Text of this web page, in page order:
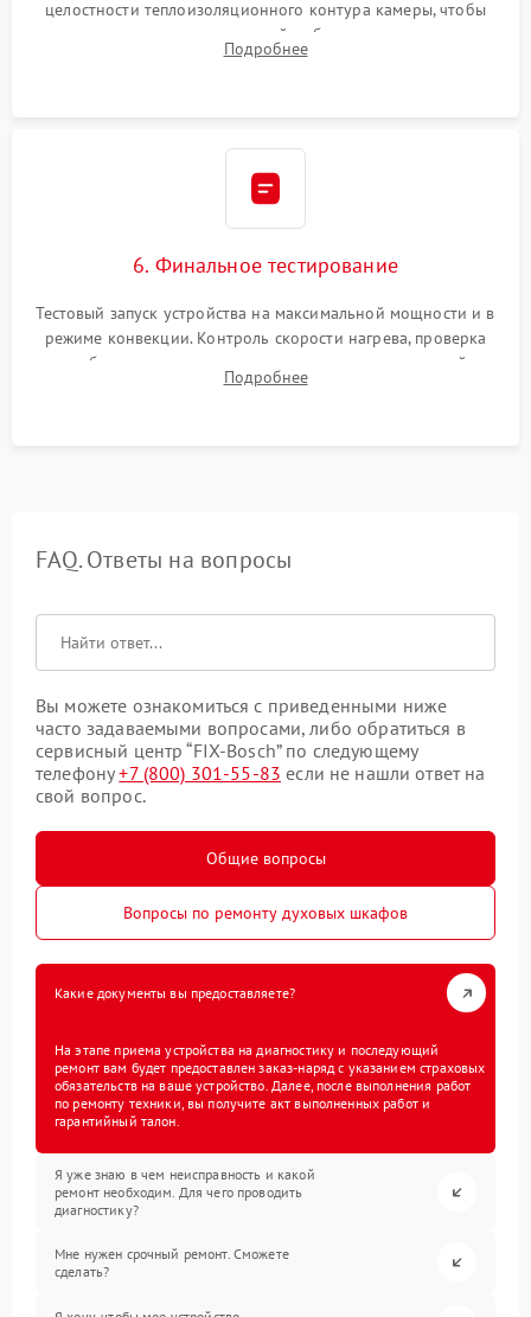
целостности теплоизоляционного контура камеры, чтобы
исключить перегрев кухонной мебели и потерю тепла.
Надежная фиксация клемм и сборка корпуса шкафа.
Подробнее
6. Финальное тестирование
Тестовый запуск устройства на максимальной мощности и в
режиме конвекции. Контроль скорости нагрева, проверка
срабатывания термостата при достижении заданной
температуры и тест на отсутствие утечек тока.
Подробнее
FAQ. Ответы на вопросы
Вы можете ознакомиться с приведенными ниже
часто задаваемыми вопросами, либо обратиться в
сервисный центр “FIX-Bosch” по следующему
телефону+7 (800) 301-55-83 если не нашли ответ на
свой вопрос.
Общие вопросы
Вопросы по ремонту духовых шкафов
Какие документы вы предоставляете?
На этапе приема устройства на диагностику и последующий
ремонт вам будет предоставлен заказ-наряд с указанием страховых
обязательств на ваше устройство. Далее, после выполнения работ
по ремонту техники, вы получите акт выполненных работ и
гарантийный талон.
Я уже знаю в чем неисправность и какой
ремонт необходим. Для чего проводить
диагностику?
Мне нужен срочный ремонт. Сможете
сделать?